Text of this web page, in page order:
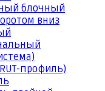
блочный
вниз
профиль)